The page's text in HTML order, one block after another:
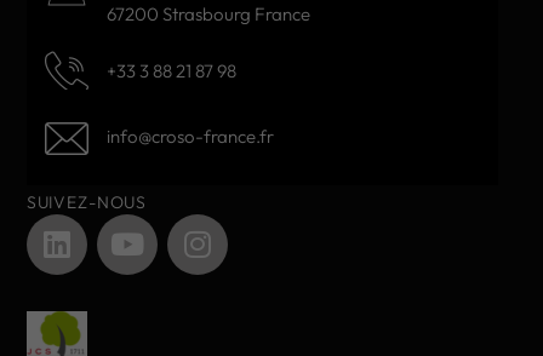
67200 Strasbourg France
+33 3 88 21 87 98
info@croso-france.fr
SUIVEZ-NOUS